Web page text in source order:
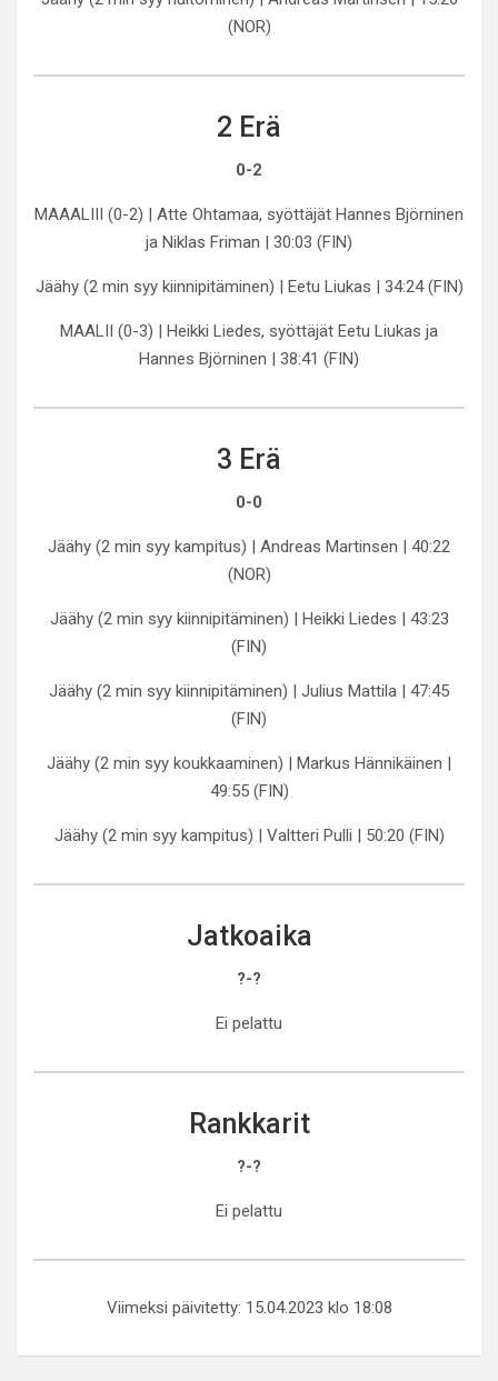
(NOR)
2 Erä
0-2
MAAALIII (0-2) | Atte Ohtamaa, syöttäjät Hannes Björninen
ja Niklas Friman | 30:03 (FIN)
Jäähy (2 min syy kiinnipitäminen) | Eetu Liukas | 34:24 (FIN)
MAALII (0-3) | Heikki Liedes, syöttäjät Eetu Liukas ja
Hannes Björninen | 38:41 (FIN)
3 Erä
0-0
Jäähy (2 min syy kampitus) | Andreas Martinsen | 40:22
(NOR)
Jäähy (2 min syy kiinnipitäminen) | Heikki Liedes | 43:23
(FIN)
Jäähy (2 min syy kiinnipitäminen) | Julius Mattila | 47:45
(FIN)
Jäähy (2 min syy koukkaaminen) | Markus Hännikäinen |
49:55 (FIN)
Jäähy (2 min syy kampitus) | Valtteri Pulli | 50:20 (FIN)
Jatkoaika
?-?
Ei pelattu
Rankkarit
?-?
Ei pelattu
Viimeksi päivitetty: 15.04.2023 klo 18:08